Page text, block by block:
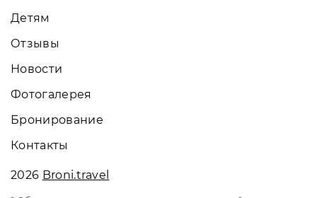
Детям
Отзывы
Новости
Фотогалерея
Бронирование
Контакты
2026 Broni.travel